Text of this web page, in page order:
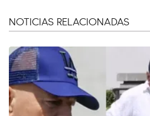
NOTICIAS RELACIONADAS